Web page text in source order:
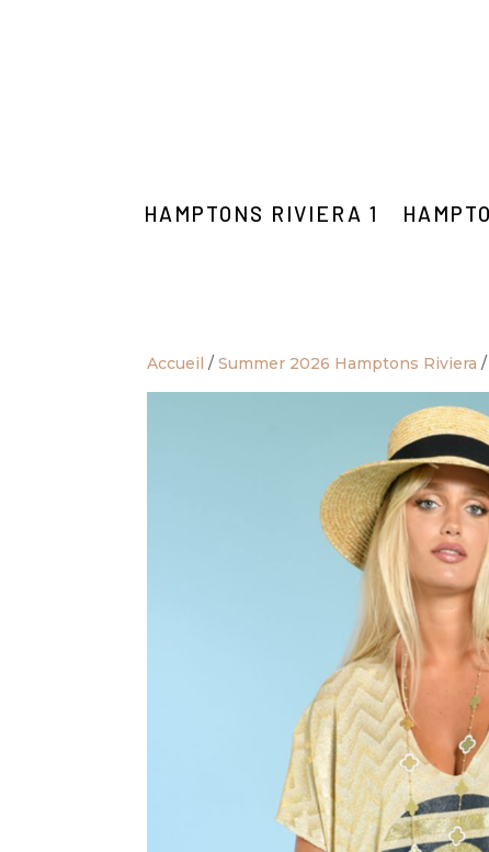
HAMPTONS RIVIERA 1
Accueil /Summer 2026 Hamptons Riviera /